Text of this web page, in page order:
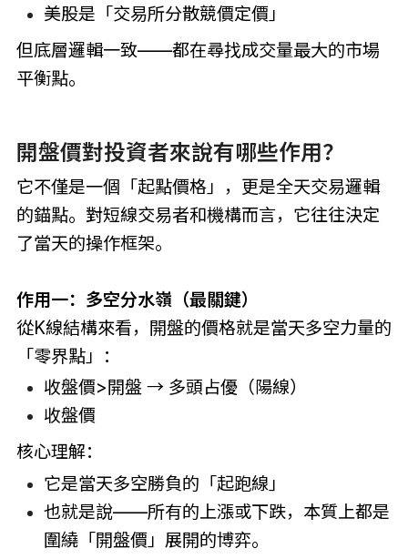
美股是「交易所分散競價定價」
但底層邏輯一致——都在尋找成交量最大的市場
平衡點。
開盤價對投資者來說有哪些作用？
它不僅是一個「起點價格」，更是全天交易邏輯
的錨點。對短線交易者和機構而言，它往往決定
了當天的操作框架。
作用一：多空分水嶺（最關鍵）
從K線結構來看，開盤的價格就是當天多空力量的
「零界點」：
收盤價>開盤 → 多頭占優（陽線）
收盤價
核心理解：
它是當天多空勝負的「起跑線」
也就是說——所有的上漲或下跌，本質上都是
圍繞「開盤價」展開的博弈。